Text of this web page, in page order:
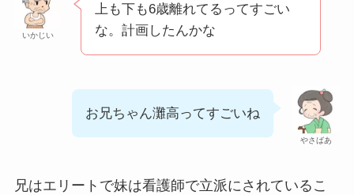
いかじい
上も下も6歳離れてるってすごい
な。計画したんかな
やさばあ
お兄ちゃん灘高ってすごいね
兄はエリートで妹は看護師で立派にされているこ